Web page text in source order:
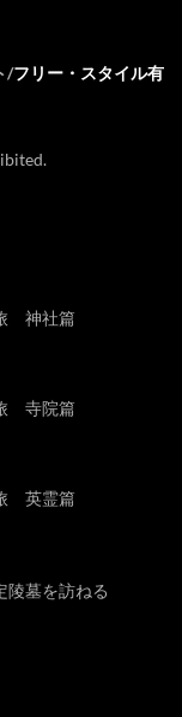
/フリー・スタイル有
神社篇
寺院篇
英霊篇
墓を訪ねる